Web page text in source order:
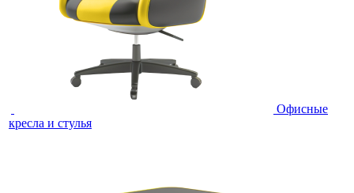
Офисные
кресла и стулья